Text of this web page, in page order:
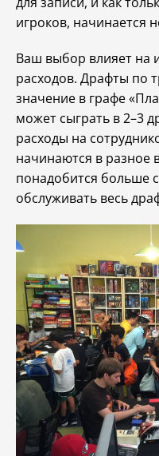
игроков, начинается
Ваш выбор влияет на
расходов. Драфты по
значение в графе
может сыграть в 2–3
расходы на
начинаются в разное
понадобится больше
обслуживать весь